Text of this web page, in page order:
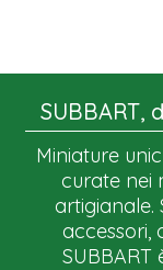
SUBBART,
Miniature
curate nei
artigianale.
accessori,